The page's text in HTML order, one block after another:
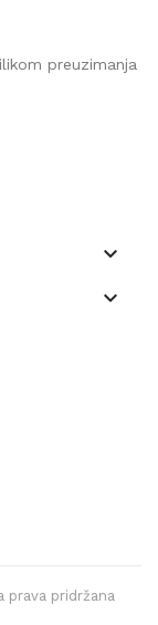
preuzimanja


prava pridržana